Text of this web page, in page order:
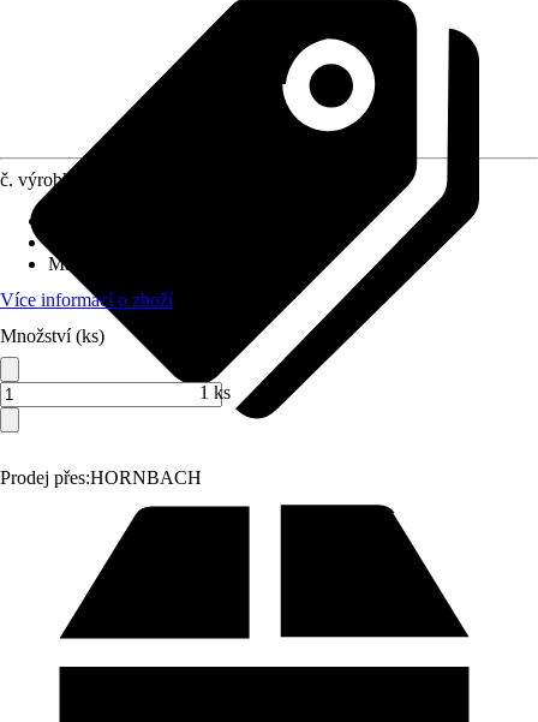
Prodej přes:HORNBACH
č. výrobku
Materiál
Více informací o zboží
Množství (ks)
1 ks